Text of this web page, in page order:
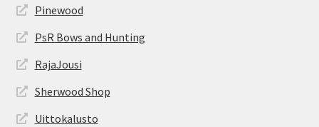
Pinewood
PsR Bows and Hunting
RajaJousi
Sherwood Shop
Uittokalusto